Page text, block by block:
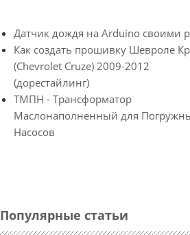
Датчик дождя на Arduino своими
Как создать прошивку Шевроле
(Chevrolet Cruze) 2009-2012
(дорестайлинг)
ТМПН - Трансформатор
Маслонаполненный для
Насосов
Популярные статьи